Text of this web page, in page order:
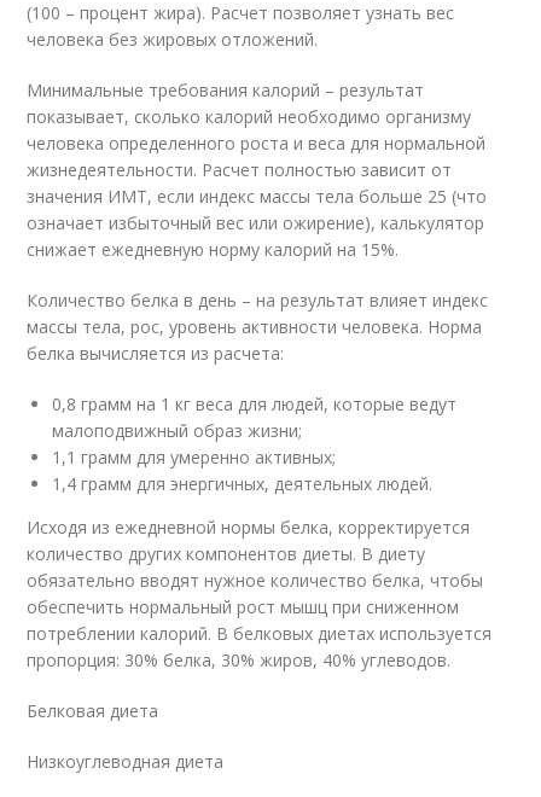
(100 – процент жира). Расчет позволяет узнать вес
человека без жировых отложений.
Минимальные требования калорий – результат
показывает, сколько калорий необходимо организму
человека определенного роста и веса для нормальной
жизнедеятельности. Расчет полностью зависит от
значения ИМТ, если индекс массы тела больше 25 (что
означает избыточный вес или ожирение), калькулятор
снижает ежедневную норму калорий на 15%.
Количество белка в день – на результат влияет индекс
массы тела, рос, уровень активности человека. Норма
белка вычисляется из расчета:
0,8 грамм на 1 кг веса для людей, которые ведут
малоподвижный образ жизни;
1,1 грамм для умеренно активных;
1,4 грамм для энергичных, деятельных людей.
Исходя из ежедневной нормы белка, корректируется
количество других компонентов диеты. В диету
обязательно вводят нужное количество белка, чтобы
обеспечить нормальный рост мышц при сниженном
потреблении калорий. В белковых диетах используется
пропорция: 30% белка, 30% жиров, 40% углеводов.
Белковая диета
Низкоуглеводная диета